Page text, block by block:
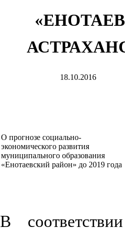
18.10.2016
О прогнозе социально-
экономического развития
муниципального образования
«Енотаевский район» до 2019 года
В